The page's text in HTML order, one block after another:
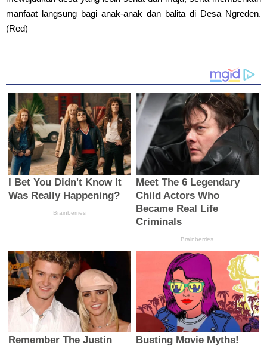
manfaat langsung bagi anak-anak dan balita di Desa Ngreden.
(Red)